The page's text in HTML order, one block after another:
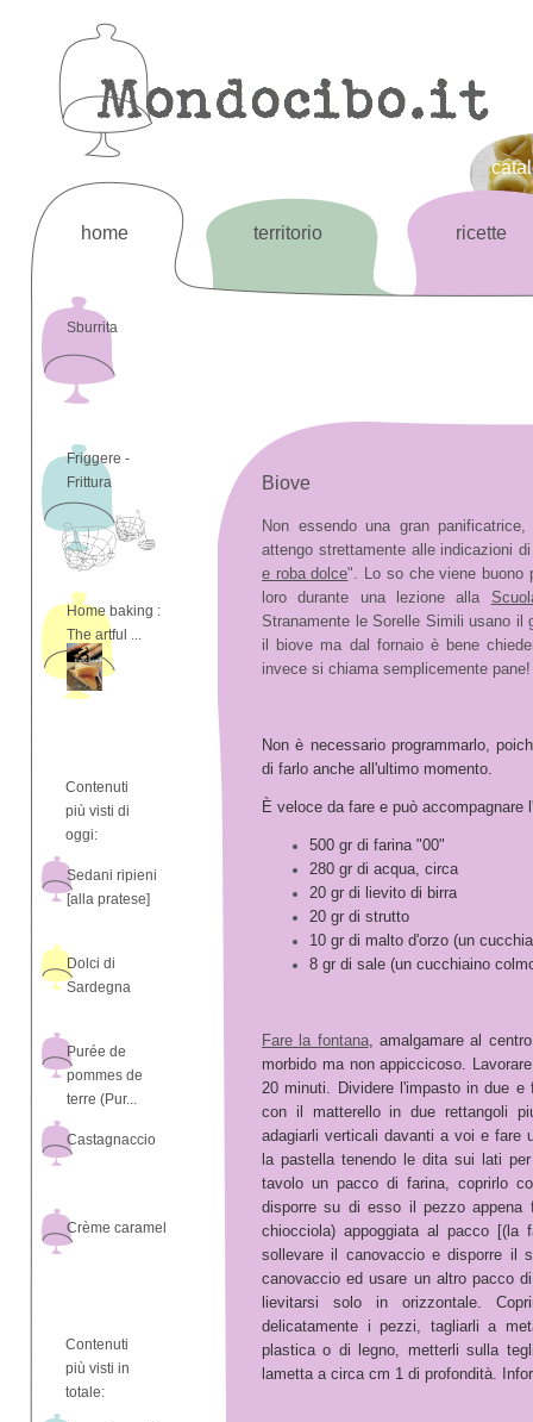
home territorio ricette
Sburrita
Friggere -
Frittura
Home baking :
The artful ...
Contenuti
più visti di
oggi:
Sedani ripieni
[alla pratese]
Dolci di
Sardegna
Purée de
pommes de
terre (Pur...
Castagnaccio
Crème caramel
Contenuti
più visti in
totale:
Biove
Non essendo una gran
attengo strettamente alle indicazioni
e roba dolce". Lo so che viene buono
loro durante una lezione alla
Stranamente le Sorelle Simili usano il
il biove ma dal fornaio è bene
invece si chiama semplicemente pane!
Non è necessario programmarlo,
di farlo anche all'ultimo momento.
È veloce da fare e può accompagnare
500 gr di farina "00"
280 gr di acqua, circa
20 gr di lievito di birra
20 gr di strutto
10 gr di malto d'orzo (un
8 gr di sale (un cucchiaino
Fare la fontana, amalgamare al
morbido ma non appiccicoso.
20 minuti. Dividere l'impasto in due e
con il matterello in due rettangoli
adagiarli verticali davanti a voi e fare
la pastella tenendo le dita sui lati
tavolo un pacco di farina, coprirlo
disporre su di esso il pezzo
chiocciola) appoggiata al pacco
sollevare il canovaccio e disporre il
canovaccio ed usare un altro pacco
lievitarsi solo in orizzontale.
delicatamente i pezzi, tagliarli a
plastica o di legno, metterli sulla
lametta a circa cm 1 di profondità.